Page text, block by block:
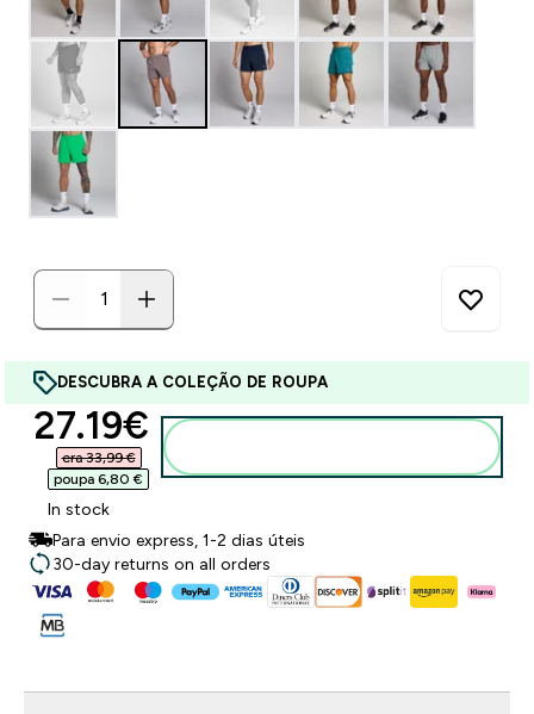
DESCUBRA A COLEÇÃO DE ROUPA
discounted price
27.19€‎
era 33,99 €‎
poupa 6,80 €‎
In stock
Para envio express, 1-2 dias úteis
30-day returns on all orders